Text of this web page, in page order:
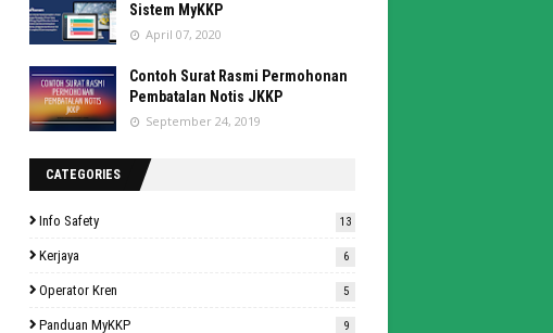
Sistem MyKKP
April 07, 2020
Contoh Surat Rasmi Permohonan
Pembatalan Notis JKKP
September 24, 2019
CATEGORIES
Info Safety 13
Kerjaya 6
Operator Kren 5
Panduan MyKKP 9